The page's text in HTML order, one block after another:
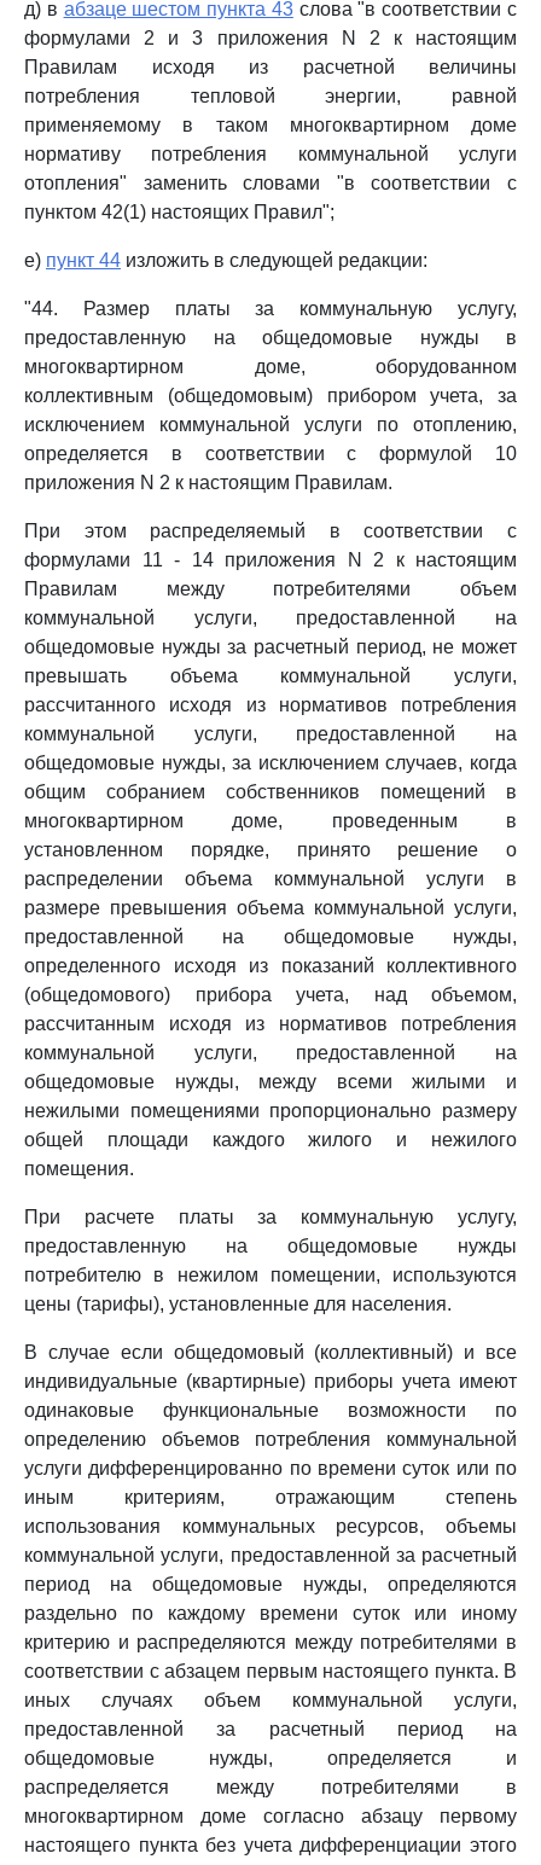
д) в абзаце шестом пункта 43слова "в соответствии с
формулами 2 и 3 приложения N 2 к настоящим
Правилам исходя из расчетной величины
потребления тепловой энергии, равной
применяемому в таком многоквартирном доме
нормативу потребления коммунальной услуги
отопления" заменить словами "в соответствии с
пунктом 42(1) настоящих Правил";
е) пункт 44 изложить в следующей редакции:
"44. Размер платы за коммунальную услугу,
предоставленную на общедомовые нужды в
многоквартирном доме, оборудованном
коллективным (общедомовым) прибором учета, за
исключением коммунальной услуги по отоплению,
определяется в соответствии с формулой 10
приложения N 2 к настоящим Правилам.
При этом распределяемый в соответствии с
формулами 11 - 14 приложения N 2 к настоящим
Правилам между потребителями объем
коммунальной услуги, предоставленной на
общедомовые нужды за расчетный период, не может
превышать объема коммунальной услуги,
рассчитанного исходя из нормативов потребления
коммунальной услуги, предоставленной на
общедомовые нужды, за исключением случаев, когда
общим собранием собственников помещений в
многоквартирном доме, проведенным в
установленном порядке, принято решение о
распределении объема коммунальной услуги в
размере превышения объема коммунальной услуги,
предоставленной на общедомовые нужды,
определенного исходя из показаний коллективного
(общедомового) прибора учета, над объемом,
рассчитанным исходя из нормативов потребления
коммунальной услуги, предоставленной на
общедомовые нужды, между всеми жилыми и
нежилыми помещениями пропорционально размеру
общей площади каждого жилого и нежилого
помещения.
При расчете платы за коммунальную услугу,
предоставленную на общедомовые нужды
потребителю в нежилом помещении, используются
цены (тарифы), установленные для населения.
В случае если общедомовый (коллективный) и все
индивидуальные (квартирные) приборы учета имеют
одинаковые функциональные возможности по
определению объемов потребления коммунальной
услуги дифференцированно по времени суток или по
иным критериям, отражающим степень
использования коммунальных ресурсов, объемы
коммунальной услуги, предоставленной за расчетный
период на общедомовые нужды, определяются
раздельно по каждому времени суток или иному
критерию и распределяются между потребителями в
соответствии с абзацем первым настоящего пункта. В
иных случаях объем коммунальной услуги,
предоставленной за расчетный период на
общедомовые нужды, определяется и
распределяется между потребителями в
многоквартирном доме согласно абзацу первому
настоящего пункта без учета дифференциации этого